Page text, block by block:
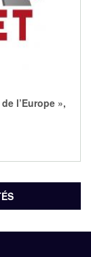
l’Europe »,